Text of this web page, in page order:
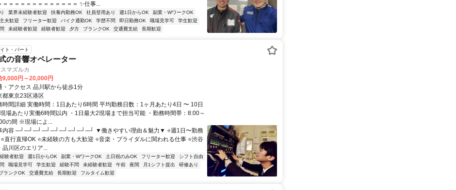
＝＝＝＝＝＝＝＝＝＝＝＝＝ ✨仕事...
業界未経験者歓迎 扶養内勤務OK 社員登用あり 週1日からOK
副業・WワークOK
夫歓迎
フリーター歓迎 バイク通勤OK 学歴不問 即日勤務OK 職場見学可
学生歓迎
未経験者歓迎 経験者歓迎 夕方 ブランクOK 交通費支給 長期歓迎
ト・パート
の音響オペレーター
マズルカ
9,000円～20,000円
・アクセス 品川駅から徒歩1分
都東京23区港区
時間詳細 実働時間：1日あたり6時間 平均勤務日数：1ヶ月あたり4日 〜 10日
現場あたり実働6時間以内 ・1日最大2現場まで担当可能 ・勤務時間帯：8:00～
の間 ※現場によ...
内容 ─┘─┘─┘─┘─┘─┘─┘─┘─┘ ▼働きやすい理由＆魅力▼ ⭐️週1日〜勤務
直行直帰OK ⭐️未経験の方も大歓迎 ⭐️音楽・ブライダルに関われる仕事 ⭐️渋谷
品川区のエリア...
験者歓迎 週1日からOK 副業・WワークOK 土日祝のみOK フリーター歓迎
シフト自由
職場見学可 学生歓迎 経験不問 未経験者歓迎 午前 夜間 月1シフト提出
研修あり
ランクOK 交通費支給 長期歓迎 フルタイム歓迎